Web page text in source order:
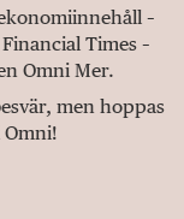
–
Times –
Omni Mer.
men hoppas
Omni!